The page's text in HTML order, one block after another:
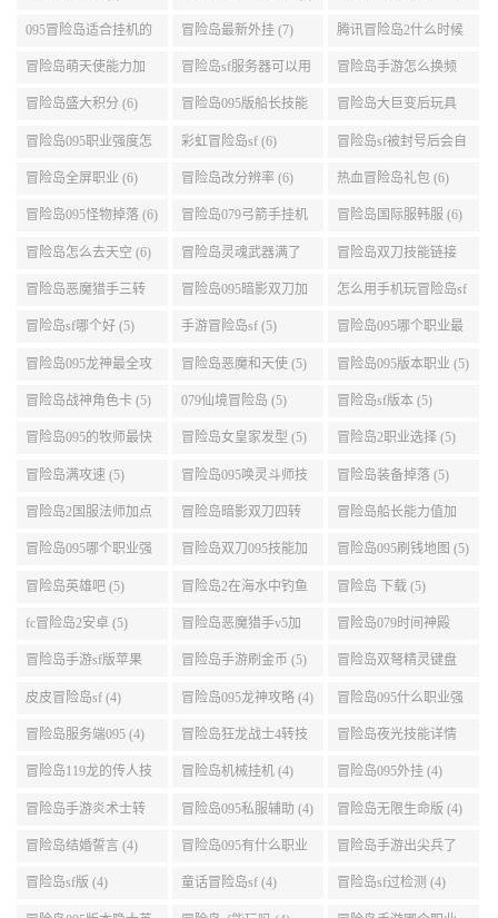
(8)
冒险岛sf账号 (7) 冒险岛095版本哪个职
业段数高些 (7)
冒险岛暗影双刀技能
加点095版本 (7)
冒险岛sf充钱 (7) 冒险岛095海盗转职 (7) 冒险岛095机械师技能
演示 (7)
095冒险岛适合挂机的
地图 (7)
冒险岛最新外挂 (7) 腾讯冒险岛2什么时候
公测 (7)
冒险岛萌天使能力加
点 (6)
冒险岛sf服务器可以用
自己电脑 (6)
冒险岛手游怎么换频
道 (6)
冒险岛盛大积分 (6) 冒险岛095版船长技能
介绍 (6)
冒险岛大巨变后玩具
城组队任务 (6)
冒险岛095职业强度怎
么选 (6)
彩虹冒险岛sf (6) 冒险岛sf被封号后会自
动关闭电脑 (6)
冒险岛全屏职业 (6) 冒险岛改分辨率 (6) 热血冒险岛礼包 (6)
冒险岛095怪物掉落 (6) 冒险岛079弓箭手挂机
升级的地方 (6)
冒险岛国际服韩服 (6)
冒险岛怎么去天空 (6) 冒险岛灵魂武器满了
(6)
冒险岛双刀技能链接
(5)
冒险岛恶魔猎手三转
技能加点顺序 (5)
冒险岛095暗影双刀加
点 (5)
怎么用手机玩冒险岛sf
(5)
冒险岛sf哪个好 (5) 手游冒险岛sf (5) 冒险岛095哪个职业最
好 (5)
冒险岛095龙神最全攻
略 (5)
冒险岛恶魔和天使 (5) 冒险岛095版本职业 (5)
冒险岛战神角色卡 (5) 079仙境冒险岛 (5) 冒险岛sf版本 (5)
冒险岛095的牧师最快
升级路线 (5)
冒险岛女皇家发型 (5) 冒险岛2职业选择 (5)
冒险岛满攻速 (5) 冒险岛095唤灵斗师技
能介绍 (5)
冒险岛装备掉落 (5)
冒险岛2国服法师加点
(5)
冒险岛暗影双刀四转
任务 (5)
冒险岛船长能力值加
点 (5)
冒险岛095哪个职业强
势 (5)
冒险岛双刀095技能加
点 (5)
冒险岛095刷钱地图 (5)
冒险岛英雄吧 (5) 冒险岛2在海水中钓鱼
(5)
冒险岛 下载 (5)
fc冒险岛2安卓 (5) 冒险岛恶魔猎手v5加
点 (5)
冒险岛079时间神殿
999任务 (5)
冒险岛手游sf版苹果
(5)
冒险岛手游刷金币 (5) 冒险岛双弩精灵键盘
设置 (5)
皮皮冒险岛sf (4) 冒险岛095龙神攻略 (4) 冒险岛095什么职业强
(4)
冒险岛服务端095 (4) 冒险岛狂龙战士4转技
能加点 (4)
冒险岛夜光技能详情
(4)
冒险岛119龙的传人技
能加点 (4)
冒险岛机械挂机 (4) 冒险岛095外挂 (4)
冒险岛手游炎术士转
职 (4)
冒险岛095私服辅助 (4) 冒险岛无限生命版 (4)